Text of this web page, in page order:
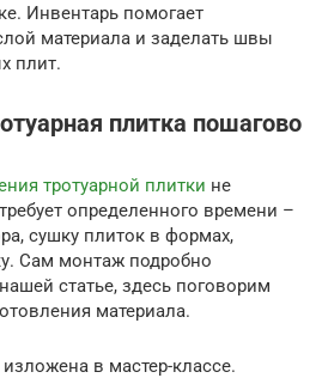
Инвентарь помогает
материала и заделать швы
плит.
плитка пошагово
тротуарной плитки не
определенного времени –
сушку плиток в формах,
Сам монтаж подробно
статье, здесь поговорим
материала.
в мастер-классе.